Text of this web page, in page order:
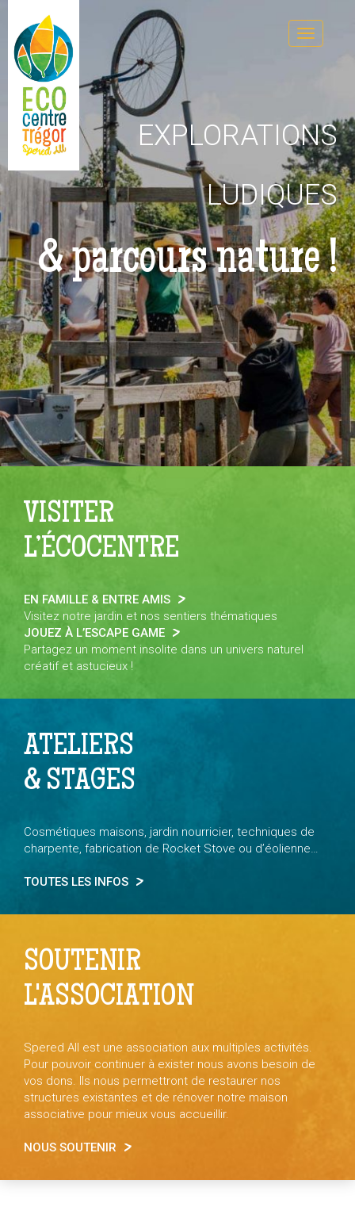
EXPLORATIONS
LUDIQUES
& parcours nature !
VISITER
L’ÉCOCENTRE
EN FAMILLE & ENTRE AMIS
Visitez notre jardin et nos sentiers thématiques
JOUEZ À L’ESCAPE GAME
Partagez un moment insolite dans un univers naturel
créatif et astucieux !
ATELIERS
& STAGES
Cosmétiques maisons, jardin nourricier, techniques de
charpente, fabrication de Rocket Stove ou d’éolienne…
TOUTES LES INFOS
SOUTENIR
L'ASSOCIATION
Spered All est une association aux multiples activités.
Pour pouvoir continuer à exister nous avons besoin de
vos dons. Ils nous permettront de restaurer nos
structures existantes et de rénover notre maison
associative pour mieux vous accueillir.
NOUS SOUTENIR